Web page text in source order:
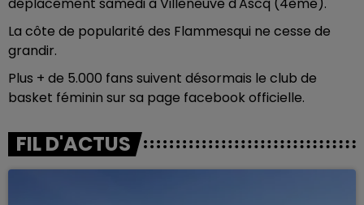
La côte de popularité des Flammesqui ne cesse de
grandir.
Plus + de 5.000 fans suivent désormais le club de
basket féminin sur sa page facebook officielle.
FIL D'ACTUS